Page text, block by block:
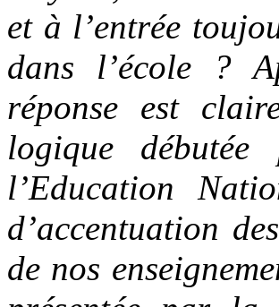
et à l’entrée
dans l’école ?
réponse est
logique
l’Education
d’accentuation
de nos